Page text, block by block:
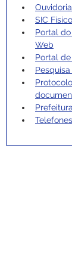
Ouvidoria
SIC
Portal
Web
Portal